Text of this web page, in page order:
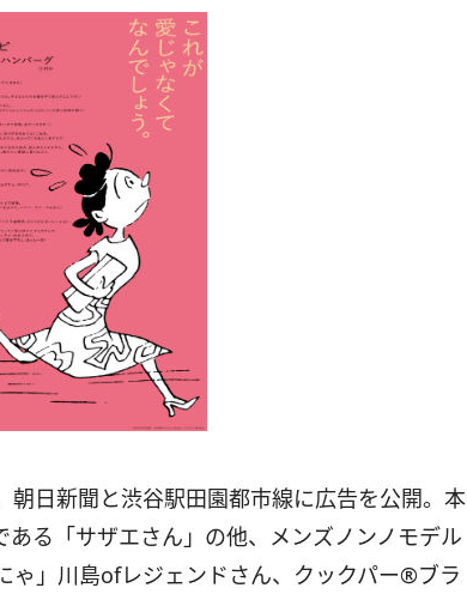
朝日新聞と渋谷駅田園都市線に広告を公開。本
る「サザエさん」の他、メンズノンノモデル
ゃ」川島ofレジェンドさん、クックパー®ブラ